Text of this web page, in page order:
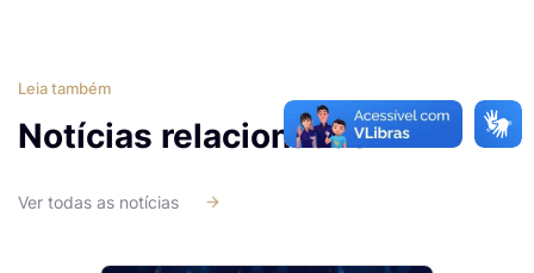
Leia também
Notícias relacionadas
Ver todas as notícias